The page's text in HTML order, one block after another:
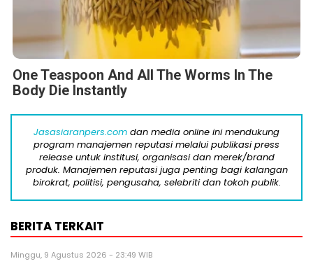
One Teaspoon And All The Worms In The
Body Die Instantly
Jasasiaranpers.com dan media online ini mendukung
program manajemen reputasi melalui publikasi press
release untuk institusi, organisasi dan merek/brand
produk. Manajemen reputasi juga penting bagi kalangan
birokrat, politisi, pengusaha, selebriti dan tokoh publik.
BERITA TERKAIT
Minggu, 9 Agustus 2026 - 23:49 WIB